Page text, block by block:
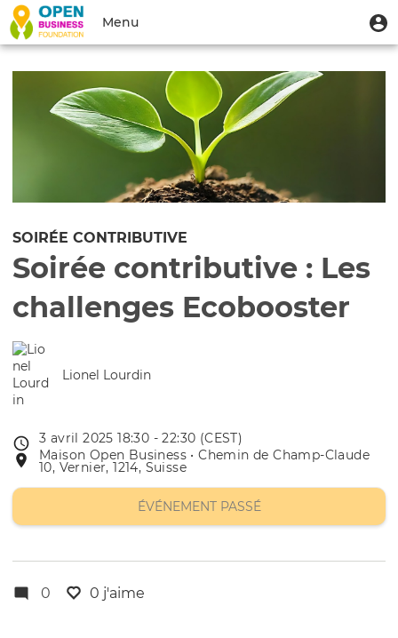
contenu
Menu
du
compte
l'utilisateur
Menu
Toggle
navigation
SOIRÉE CONTRIBUTIVE
Soirée contributive : Les
challenges Ecobooster
Lionel Lourdin
Date
de
l'évênement
3 avril 2025 18:30 - 22:30 (CEST)
Lieu
de
Maison Open Business • Chemin de Champ-Claude
10, Vernier, 1214, Suisse
ÉVÉNEMENT PASSÉ
0 0 j'aime